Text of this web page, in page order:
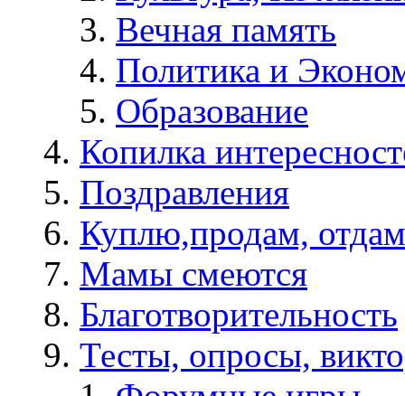
Вечная память
Политика и
Образование
Копилка
Поздравления
Куплю,продам,
Мамы смеются
Благотворительность
Тесты, опросы,